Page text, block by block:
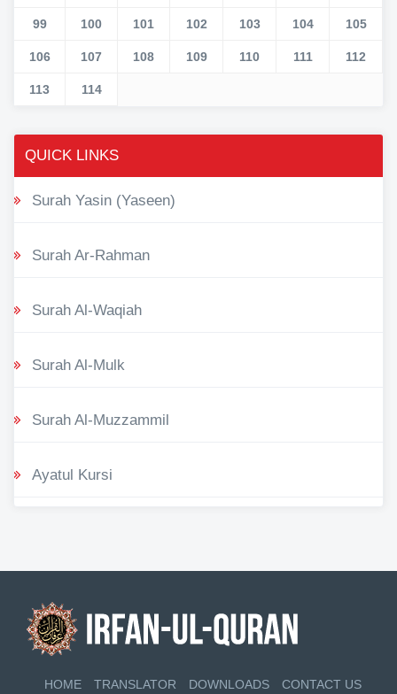
99 100 101 102 103 104 105
106 107 108 109 110 111 112
113 114
QUICK LINKS
Surah Yasin (Yaseen)
Surah Ar-Rahman
Surah Al-Waqiah
Surah Al-Mulk
Surah Al-Muzzammil
Ayatul Kursi
HOME TRANSLATOR DOWNLOADS CONTACT US